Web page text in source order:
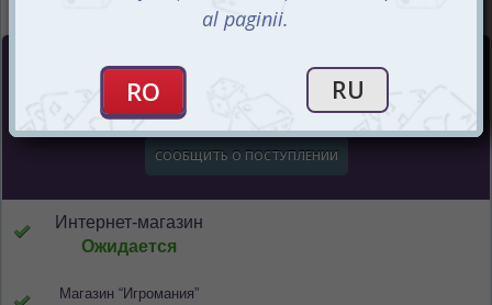
СООБЩИТЬ О ПОСТУПЛЕНИИ
Интернет-магазин
Ожидается
Магазин “Игромания”